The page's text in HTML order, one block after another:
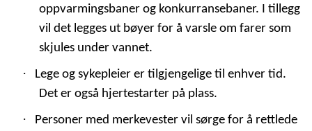
oppvarmingsbaner og konkurransebaner. I tillegg
vil det legges ut bøyer for å varsle om farer som
skjules under vannet.
·
Lege og sykepleier er tilgjengelige til enhver tid.
Det er også hjertestarter på plass.
· Personer med merkevester vil sørge for å rettlede